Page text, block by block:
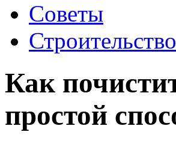
Советы
Как
простой